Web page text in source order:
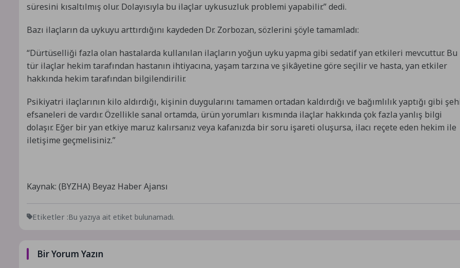
süresini kısaltılmış olur. Dolayısıyla bu ilaçlar uykusuzluk problemi yapabilir.” dedi.
Bazı ilaçların da uykuyu arttırdığını kaydeden Dr. Zorbozan, sözlerini şöyle tamamladı:
“Dürtüselliği fazla olan hastalarda kullanılan ilaçların yoğun uyku yapma gibi sedatif yan etkileri mevcuttur. Bu
tür ilaçlar hekim tarafından hastanın ihtiyacına, yaşam tarzına ve şikâyetine göre seçilir ve hasta, yan etkiler
hakkında hekim tarafından bilgilendirilir.
Psikiyatri ilaçlarının kilo aldırdığı, kişinin duygularını tamamen ortadan kaldırdığı ve bağımlılık yaptığı gibi
efsaneleri de vardır. Özellikle sanal ortamda, ürün yorumları kısmında ilaçlar hakkında çok fazla yanlış bilgi
dolaşır. Eğer bir yan etkiye maruz kalırsanız veya kafanızda bir soru işareti oluşursa, ilacı reçete eden hekim ile
iletişime geçmelisiniz.”
Kaynak: (BYZHA) Beyaz Haber Ajansı
Etiketler :Bu yazıya ait etiket bulunamadı.
Bir Yorum Yazın